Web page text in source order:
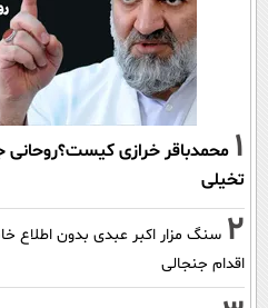
1 محمدباقر خرازی کیست؟روحانی
تخیلی
2 سنگ مزار اکبر عبدی بدون اطلاع
اقدام جنجالی